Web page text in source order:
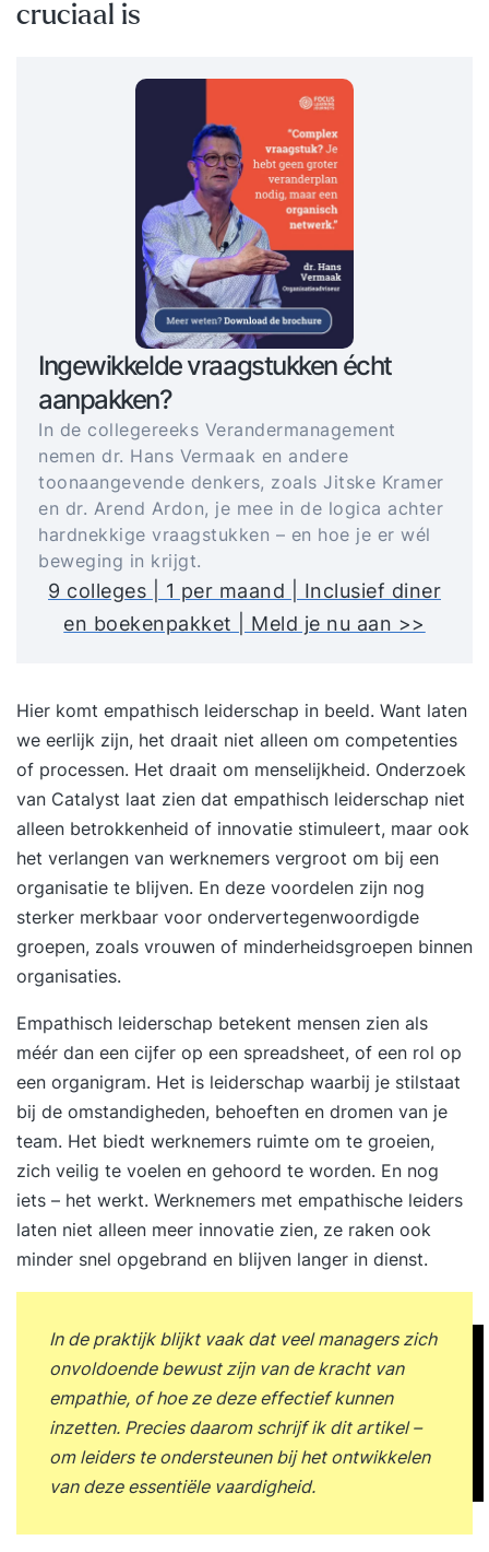
cruciaal is
Ingewikkelde vraagstukken écht
aanpakken?
In de collegereeks Verandermanagement
nemen dr. Hans Vermaak en andere
toonaangevende denkers, zoals Jitske Kramer
en dr. Arend Ardon, je mee in de logica achter
hardnekkige vraagstukken – en hoe je er wél
beweging in krijgt.
9 colleges | 1 per maand | Inclusief diner
en boekenpakket | Meld je nu aan >>
Hier komt empathisch leiderschap in beeld. Want laten
we eerlijk zijn, het draait niet alleen om competenties
of processen. Het draait om menselijkheid. Onderzoek
van Catalyst laat zien dat empathisch leiderschap niet
alleen betrokkenheid of innovatie stimuleert, maar ook
het verlangen van werknemers vergroot om bij een
organisatie te blijven. En deze voordelen zijn nog
sterker merkbaar voor ondervertegenwoordigde
groepen, zoals vrouwen of minderheidsgroepen binnen
organisaties.
Empathisch leiderschap betekent mensen zien als
méér dan een cijfer op een spreadsheet, of een rol op
een organigram. Het is leiderschap waarbij je stilstaat
bij de omstandigheden, behoeften en dromen van je
team. Het biedt werknemers ruimte om te groeien,
zich veilig te voelen en gehoord te worden. En nog
iets – het werkt. Werknemers met empathische leiders
laten niet alleen meer innovatie zien, ze raken ook
minder snel opgebrand en blijven langer in dienst.
In de praktijk blijkt vaak dat veel managers zich
onvoldoende bewust zijn van de kracht van
empathie, of hoe ze deze effectief kunnen
inzetten. Precies daarom schrijf ik dit artikel –
om leiders te ondersteunen bij het ontwikkelen
van deze essentiële vaardigheid.